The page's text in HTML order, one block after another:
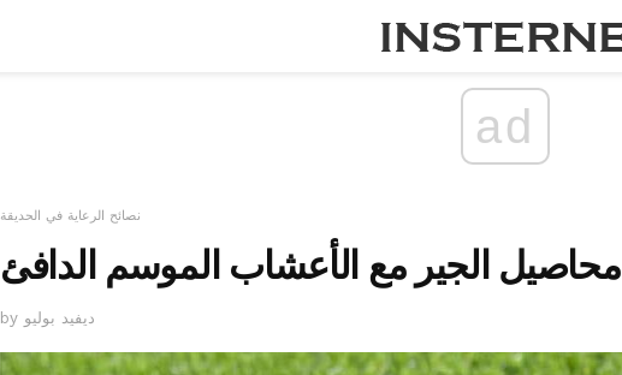
ad
نصائح الرعاية في الحديقة
محاصيل الجير مع الأعشاب الموسم الدافئ
by ديفيد بوليو